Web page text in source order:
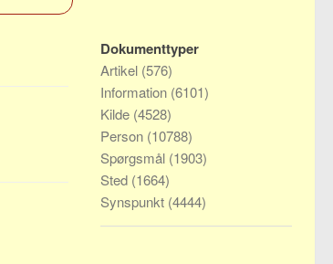
Dokumenttyper
Artikel (576)
Information (6101)
Kilde (4528)
Person (10788)
Spørgsmål (1903)
Sted (1664)
Synspunkt (4444)